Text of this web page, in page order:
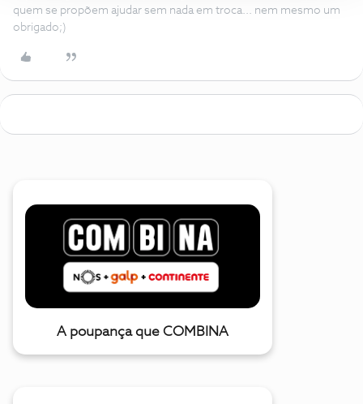
quem se propõem ajudar sem nada em troca... nem mesmo um
obrigado;)
A poupança que COMBINA